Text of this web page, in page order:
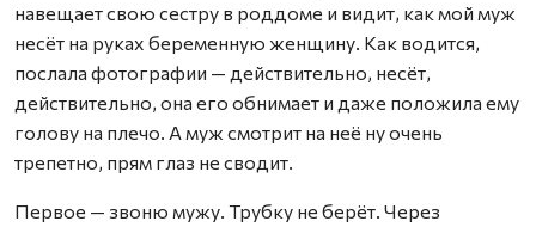
навещает свою сестру в роддоме и видит, как мой муж
несёт на руках беременную женщину. Как водится,
послала фотографии — действительно, несёт,
действительно, она его обнимает и даже положила ему
голову на плечо. А муж смотрит на неё ну очень
трепетно, прям глаз не сводит.
Первое — звоню мужу. Трубку не берёт. Через